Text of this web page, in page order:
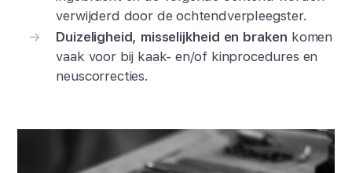
verwijderd door de ochtendverpleegster.
Duizeligheid, misselijkheid en braken komen
vaak voor bij kaak- en/of kinprocedures en
neuscorrecties.